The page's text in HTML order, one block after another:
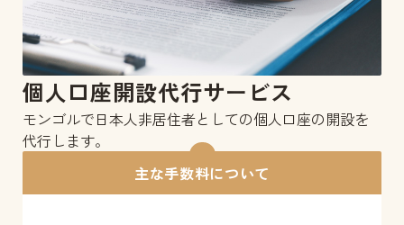
個人口座開設代行サービス
モンゴルで日本人非居住者としての個人口座の開設を
代行します。
主な手数料について